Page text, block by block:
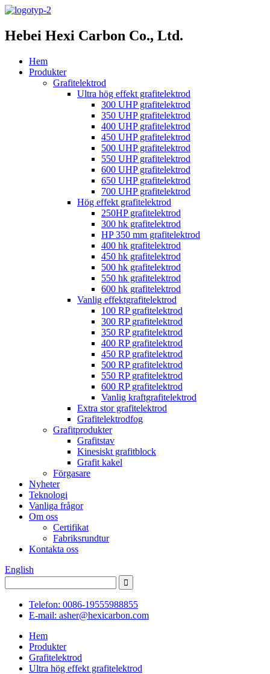
Hebei Hexi Carbon Co., Ltd.
Hem
Produkter
Grafitelektrod
Ultra hög effekt grafitelektrod
300 UHP grafitelektrod
350 UHP grafitelektrod
400 UHP grafitelektrod
450 UHP grafitelektrod
500 UHP grafitelektrod
550 UHP grafitelektrod
600 UHP grafitelektrod
650 UHP grafitelektrod
700 UHP grafitelektrod
Hög effekt grafitelektrod
250HP grafitelektrod
300 hk grafitelektrod
HP 350 mm grafitelektrod
400 hk grafitelektrod
450 hk grafitelektrod
500 hk grafitelektrod
550 hk grafitelektrod
600 hk grafitelektrod
Vanlig effektgrafitelektrod
100 RP grafitelektrod
300 RP grafitelektrod
350 RP grafitelektrod
400 RP grafitelektrod
450 RP grafitelektrod
500 RP grafitelektrod
550 RP grafitelektrod
600 RP grafitelektrod
Vanlig kraftgrafitelektrod
Extra stor grafitelektrod
Grafitelektrodfog
Grafitprodukter
Grafitstav
Kinesiskt grafitblock
Grafit kakel
Förgasare
Nyheter
Teknologi
Vanliga frågor
Om oss
Certifikat
Fabriksrundtur
Kontakta oss
English
Telefon: 0086-19555988855
E-mail: asher@hexicarbon.com
Hem
Produkter
Grafitelektrod
Ultra hög effekt grafitelektrod